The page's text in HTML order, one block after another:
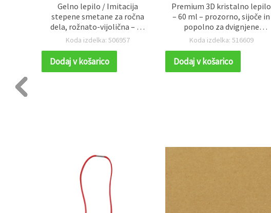
Gelno lepilo / Imitacija
stepene smetane za ročna
dela, rožnato-vijolična – 50
ml
Koda izdelka: 506957
Dodaj v košarico
Premium 3D kristalno lepilo
– 60 ml – prozorno, sijoče in
popolno za dvignjene
steklaste efekte na papirju,
ustvarjalnih projektih
Koda izdelka: 516609
Dodaj v košarico